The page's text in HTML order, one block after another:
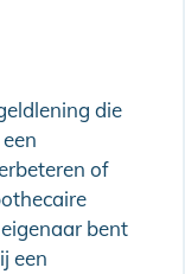
die
of
bent
een